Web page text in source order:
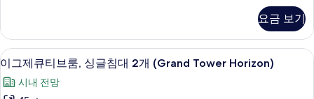
개
사
진
룸,
싱
글
침
대
요금 보기
이
그
제
1 개의 침실, 이집트산 면 시트, 고급 침
12
이그제큐티브룸, 싱글침대 2개 (Grand Tower Horizon)
시내 전망